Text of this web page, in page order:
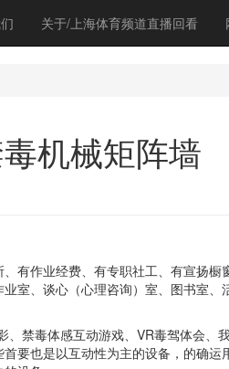
关于/上海体育频道直播回看
机械矩阵墙
有作业经费、有专职社工、有宣扬橱
室、谈心（心理咨询）室、图书室、
禁毒体感互动游戏、VR毒驾体会、
要也是以互动性为主的设备，的确运